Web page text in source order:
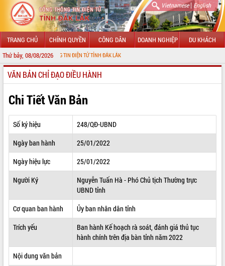
Vietnamese| English
TRANG CHỦ CHÍNH QUYỀN CÔNG DÂN DOANH NGHIỆP DU KHÁCH
Thứ bảy, 08/08/2026
CỔNG THÔNG TIN ĐIỆN TỬ TỈNH ĐẮK LẮK
GIỚI THIỆU
LÃNH ĐẠO UBND TỈNH
TIN TỨC SỰ KIỆN
SỞ, BAN, NGÀNH
THÔNG TIN CHỈ ĐẠO ĐIỀU HÀNH
VĂN BẢN HĐND TỈNH
QUY HOẠCH - KẾ HOẠCH
VĂN BẢN CHỈ ĐẠO ĐIỀU HÀNH
Chi Tiết Văn Bản
Số ký hiệu
248/QĐ-UBND
Ngày ban hành
25/01/2022
Ngày hiệu lực
25/01/2022
Người Ký
Nguyễn Tuấn Hà - Phó Chủ tịch Thường trực
UBND tỉnh
Cơ quan ban hành
Ủy ban nhân dân tỉnh
Trích yếu
Ban hành Kế hoạch rà soát, đánh giá thủ tục
hành chính trên địa bàn tỉnh năm 2022
Nội dung văn bản